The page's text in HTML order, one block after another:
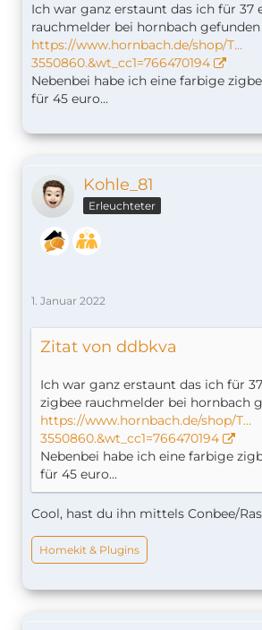
Ich war ganz erstaunt das ich für 37
rauchmelder bei hornbach gefunden
https://www.hornbach.de/shop/T…
3550860.&wt_cc1=766470194
Nebenbei habe ich eine farbige
für 45 euro...
Kohle_81
Erleuchteter
1. Januar 2022
Zitat von ddbkva
Ich war ganz erstaunt das ich für
zigbee rauchmelder bei hornbach
https://www.hornbach.de/shop/T…
3550860.&wt_cc1=766470194
Nebenbei habe ich eine farbige
für 45 euro...
Cool, hast du ihn mittels Conbee/
Homekit & Plugins